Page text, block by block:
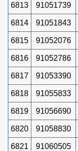
6813 91051739
6814 91051843
6815 91052076
6816 91052786
6817 91053390
6818 91055833
6819 91056690
6820 91058830
6821 91060505